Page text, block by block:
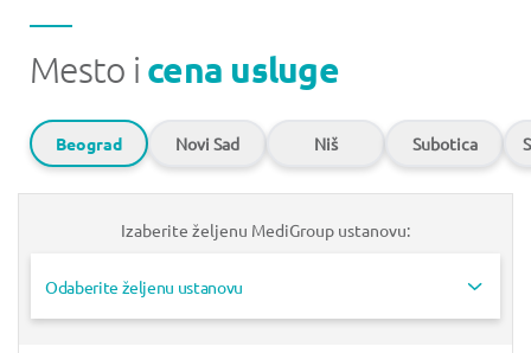
Mesto i cena usluge
Beograd Novi Sad Niš Subotica
Izaberite željenu MediGroup ustanovu:
Odaberite željenu ustanovu